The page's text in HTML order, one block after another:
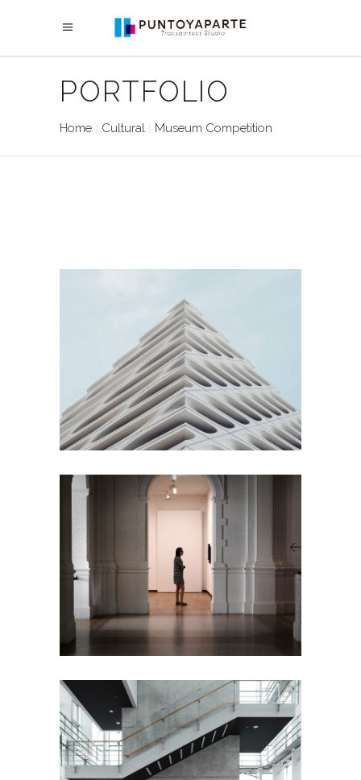
PORTFOLIO
Home Cultural Museum Competition